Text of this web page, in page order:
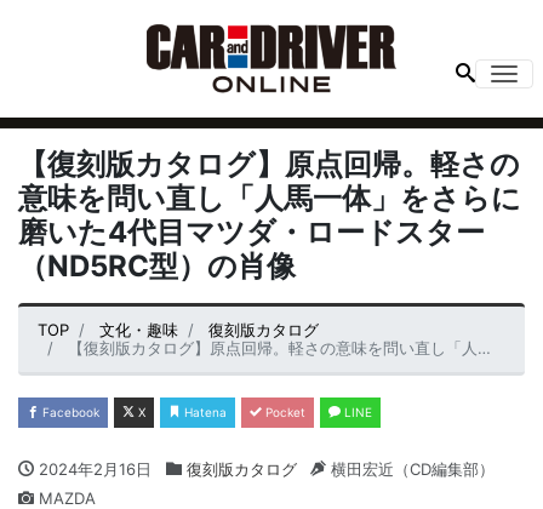
【復刻版カタログ】原点回帰。軽さの
意味を問い直し「人馬一体」をさらに
磨いた4代目マツダ・ロードスター
（ND5RC型）の肖像
TOP 文化・趣味
復刻版カタログ
【復刻版カタログ】原点回帰。軽さの意味を問い直し「人馬一体」をさらに磨いた4代目マツダ・ロードスター（ND5RC型）の肖像
Facebook X Hatena Pocket LINE
2024年2月16日 復刻版カタログ
横田宏近（CD編集部）
MAZDA